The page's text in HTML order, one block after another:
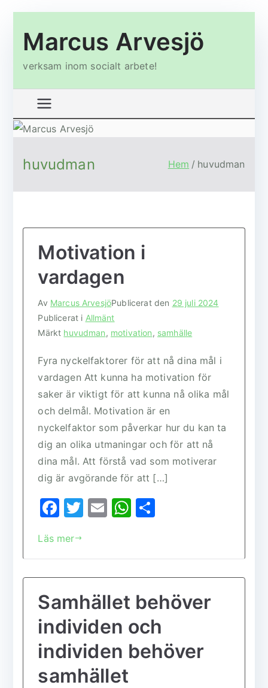
till
innehåll
Marcus Arvesjö
verksam inom socialt arbete!
huvudman Hem huvudman
Motivation i
vardagen
Av Marcus ArvesjöPublicerat den 29 juli 2024
Publicerat i Allmänt
Märkt huvudman, motivation, samhälle
Fyra nyckelfaktorer för att nå dina mål i
vardagen Att kunna ha motivation för
saker är viktigt för att kunna nå olika mål
och delmål. Motivation är en
nyckelfaktor som påverkar hur du kan ta
dig an olika utmaningar och för att nå
dina mål. Att förstå vad som motiverar
dig är avgörande för att […]
F
c
e
b
o
o
k
T
te
r
E
l
W
s
A
p
p
Läs mer
Samhället behöver
individen och
individen behöver
samhället